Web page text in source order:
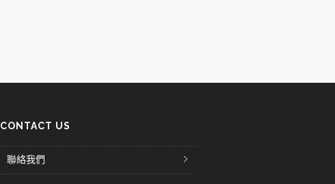
CONTACT US
聯絡我們